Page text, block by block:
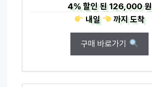
4%할인 된126,000 원
내일
까지도착
구매 바로가기